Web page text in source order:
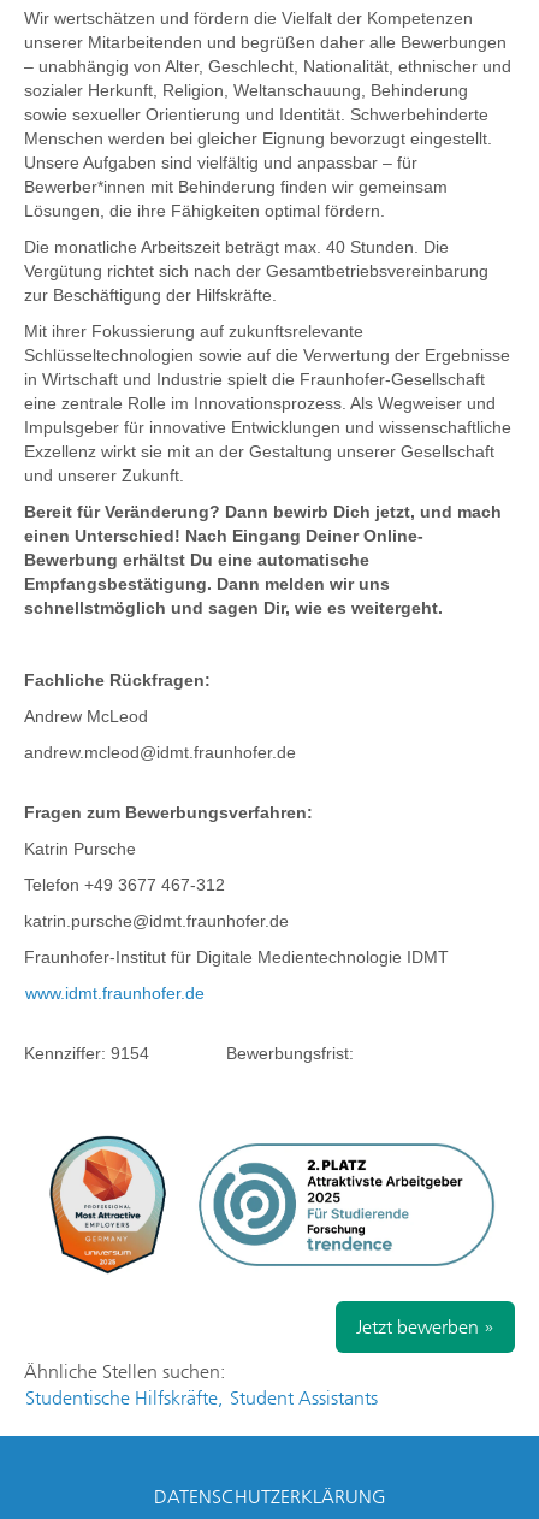
Wir wertschätzen und fördern die Vielfalt der Kompetenzen
unserer Mitarbeitenden und begrüßen daher alle Bewerbungen
– unabhängig von Alter, Geschlecht, Nationalität, ethnischer und
sozialer Herkunft, Religion, Weltanschauung, Behinderung
sowie sexueller Orientierung und Identität. Schwerbehinderte
Menschen werden bei gleicher Eignung bevorzugt eingestellt.
Unsere Aufgaben sind vielfältig und anpassbar – für
Bewerber*innen mit Behinderung finden wir gemeinsam
Lösungen, die ihre Fähigkeiten optimal fördern.
Die monatliche Arbeitszeit beträgt max. 40 Stunden.
Die
Vergütung richtet sich nach der Gesamtbetriebsvereinbarung
zur Beschäftigung der Hilfskräfte.
Mit ihrer Fokussierung auf zukunftsrelevante
Schlüsseltechnologien sowie auf die Verwertung der Ergebnisse
in Wirtschaft und Industrie spielt die Fraunhofer-Gesellschaft
eine zentrale Rolle im Innovationsprozess. Als Wegweiser und
Impulsgeber für innovative Entwicklungen und wissenschaftliche
Exzellenz wirkt sie mit an der Gestaltung unserer Gesellschaft
und unserer Zukunft.
Bereit für Veränderung? Dann bewirb Dich jetzt, und mach
einen Unterschied! Nach Eingang Deiner Online-
Bewerbung erhältst Du eine automatische
Empfangsbestätigung. Dann melden wir uns
schnellstmöglich und sagen Dir, wie es weitergeht.
Fachliche Rückfragen:
Andrew McLeod
andrew.mcleod@idmt.fraunhofer.de
Fragen zum Bewerbungsverfahren:
Katrin Pursche
Telefon +49 3677 467-312
katrin.pursche@idmt.fraunhofer.de
Fraunhofer-Institut für Digitale Medientechnologie IDMT
www.idmt.fraunhofer.de
Kennziffer: 9154 Bewerbungsfrist:
Jetzt bewerben »
Ähnliche Stellen suchen:
Studentische Hilfskräfte, Student Assistants
DATENSCHUTZERKLÄRUNG